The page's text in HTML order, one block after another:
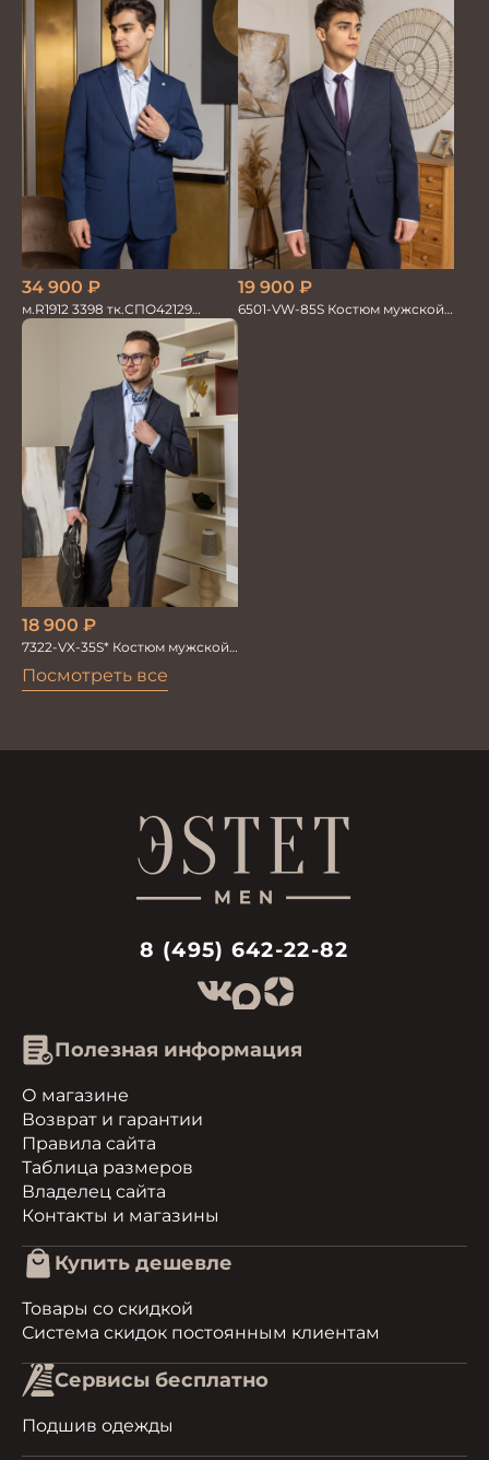
Посмотреть все
34 900 ₽
м.R1912 3398 тк.СПО42129
Костюм мужской
19 900 ₽
6501-VW-85S Костюм мужской
18 900 ₽
7322-VX-35S* Костюм мужской
8 (495) 642-22-82
Полезная информация
О магазине
Возврат и гарантии
Правила сайта
Таблица размеров
Владелец сайта
Контакты и магазины
Купить дешевле
Товары со скидкой
Система скидок постоянным клиентам
Сервисы бесплатно
Подшив одежды